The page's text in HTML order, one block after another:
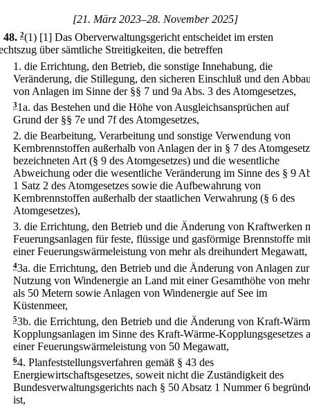
[21. März 2023–28. November 2025]
48. 2(1) [1] Das Oberverwaltungsgericht entscheidet im ersten
über sämtliche Streitigkeiten, die betreffen
1. die Errichtung, den Betrieb, die sonstige Innehabung, die
Veränderung, die Stillegung, den sicheren Einschluß und den
von Anlagen im Sinne der §§ 7 und 9a Abs. 3 des Atomgesetzes,
31a. das Bestehen und die Höhe von Ausgleichsansprüchen auf
Grund der §§ 7e und 7f des Atomgesetzes,
2. die Bearbeitung, Verarbeitung und sonstige Verwendung von
Kernbrennstoffen außerhalb von Anlagen der in § 7 des
bezeichneten Art (§ 9 des Atomgesetzes) und die wesentliche
Abweichung oder die wesentliche Veränderung im Sinne des § 9
1 Satz 2 des Atomgesetzes sowie die Aufbewahrung von
Kernbrennstoffen außerhalb der staatlichen Verwahrung (§ 6 des
Atomgesetzes),
3. die Errichtung, den Betrieb und die Änderung von Kraftwerken
Feuerungsanlagen für feste, flüssige und gasförmige Brennstoffe mit
einer Feuerungswärmeleistung von mehr als dreihundert Megawatt,
43a. die Errichtung, den Betrieb und die Änderung von Anlagen zur
Nutzung von Windenergie an Land mit einer Gesamthöhe von mehr
als 50 Metern sowie Anlagen von Windenergie auf See im
Küstenmeer,
53b. die Errichtung, den Betrieb und die Änderung von Kraft-
Kopplungsanlagen im Sinne des Kraft-Wärme-Kopplungsgesetzes
einer Feuerungswärmeleistung von 50 Megawatt,
64. Planfeststellungsverfahren gemäß § 43 des
Energiewirtschaftsgesetzes, soweit nicht die Zuständigkeit des
Bundesverwaltungsgerichts nach § 50 Absatz 1 Nummer 6
ist,